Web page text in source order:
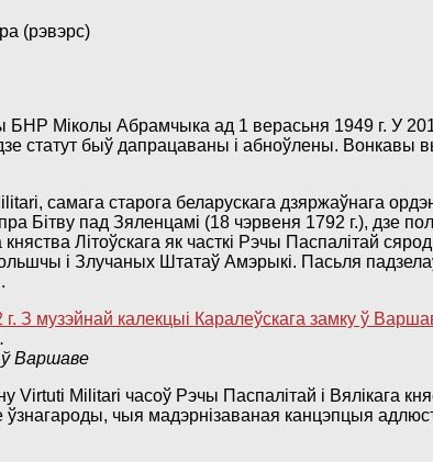
(рэвэрс)
Міколы Абрамчыка ад 1 верасьня 1949 г. У
статут быў дапрацаваны і абноўлены. Вонкавы
самага старога беларускага дзяржаўнага
Бітву пад Зяленцамі (18 чэрвеня 1792 г.), дзе
Літоўскага як часткі Рэчы Паспалітай
і Злучаных Штатаў Амэрыкі. Пасьля
ў Варшаве
Militari часоў Рэчы Паспалітай і Вялікага
ўзнагароды, чыя мадэрнізаваная канцэпцыя